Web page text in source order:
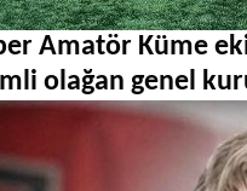
Amatör Küme
olağan genel